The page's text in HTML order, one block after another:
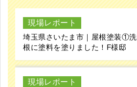
現場レポート
埼玉県さいたま市｜屋根塗装①
根に塗料を塗りました！F様邸
現場レポート